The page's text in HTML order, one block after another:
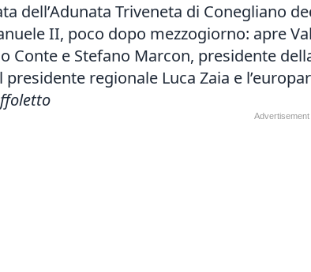
dell’Adunata Triveneta di Conegliano
II, poco dopo mezzogiorno: apre
Conte e Stefano Marcon, presidente
presidente regionale Luca Zaia e